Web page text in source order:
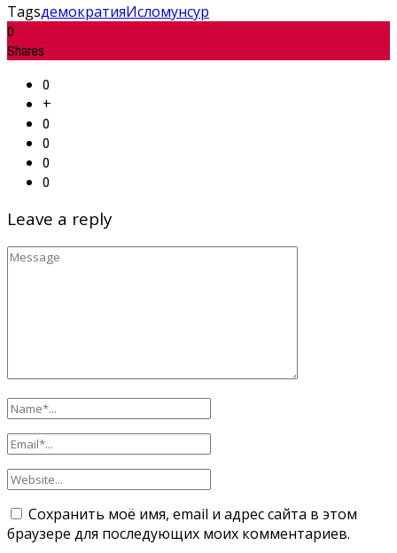
TagsдемократияИсломунсур
0
Shares
0
+
0
0
0
0
Leave a reply
Сохранить моё имя, email и адрес сайта в этом
браузере для последующих моих комментариев.